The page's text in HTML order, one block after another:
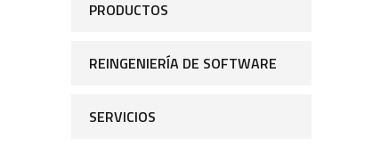
PRODUCTOS
REINGENIERÍA DE SOFTWARE
SERVICIOS